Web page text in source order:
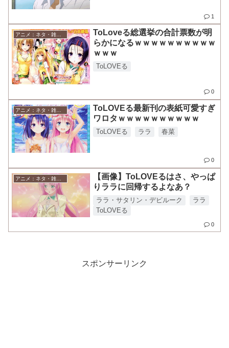
1
アニメ：ネタ・雑談・ニュース
ToLoveる総選挙の合計票数が明
らかになるｗｗｗｗｗｗｗｗｗｗ
ｗｗｗ
ToLOVEる
0
アニメ：ネタ・雑談・ニュース
ToLOVEる最新刊の表紙可愛すぎ
ワロタｗｗｗｗｗｗｗｗｗｗ
ToLOVEる ララ 春菜
0
アニメ：ネタ・雑談・ニュース
【画像】ToLOVEるはさ、やっぱ
りララに回帰するよなあ？
ララ・サタリン・デビルーク
ララ
ToLOVEる
0
スポンサーリンク